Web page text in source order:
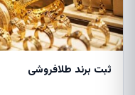
ثبت برند طلافروشی